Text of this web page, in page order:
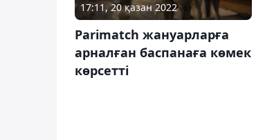
17:11, 20 қазан 2022
Parimatch жануарларға
арналған баспанаға көмек
көрсетті